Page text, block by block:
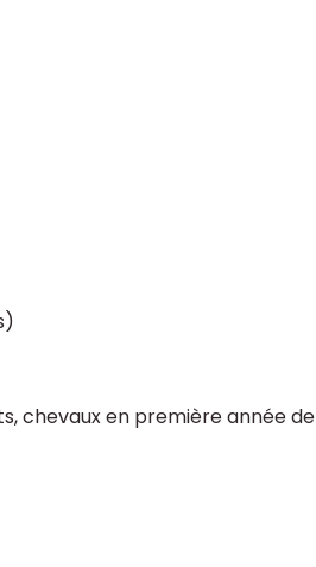
chevaux en première année de